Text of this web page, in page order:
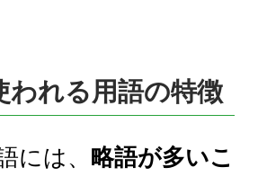
われる用語の特徴
には、 略語が多いこ